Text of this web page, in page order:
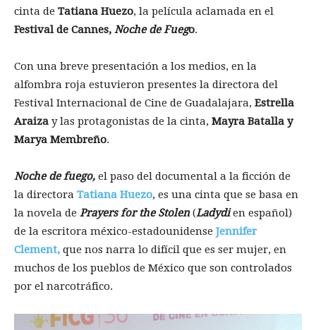
cinta de Tatiana Huezo, la película aclamada en el
Festival de Cannes, Noche de Fuego.
Con una breve presentación a los medios, en la
alfombra roja estuvieron presentes la directora del
Festival Internacional de Cine de Guadalajara, Estrella
Araiza y las protagonistas de la cinta, Mayra Batalla y
Marya Membreño.
Noche de fuego, el paso del documental a la ficción de
la directora Tatiana Huezo, es una cinta que se basa en
la novela de Prayers for the Stolen (Ladydien español)
de la escritora méxico-estadounidense Jennifer
Clement, que nos narra lo difícil que es ser mujer, en
muchos de los pueblos de México que son controlados
por el narcotráfico.